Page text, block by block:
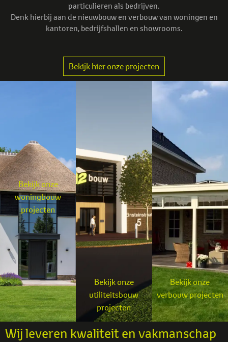
particulieren als bedrijven.
Denk hierbij aan de nieuwbouw en verbouw van woningen en
kantoren, bedrijfshallen en showrooms.
Bekijk hier onze projecten
Bekijk onze
woningbouw
projecten
Bekijk onze
utiliteitsbouw
projecten
Bekijk onze
verbouw projecten
Wij leveren kwaliteit en vakmanschap